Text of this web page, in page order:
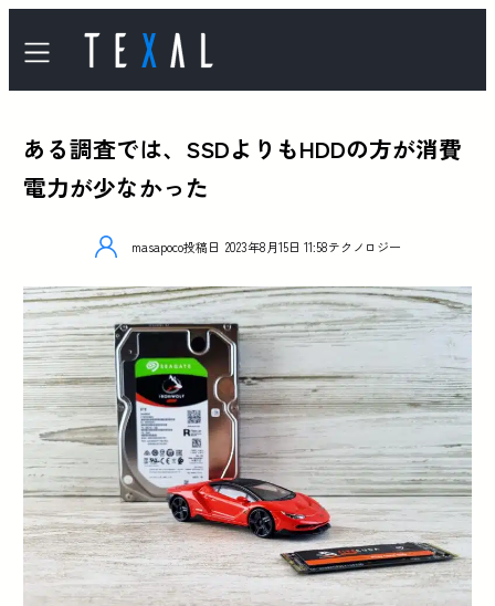
ある調査では、SSDよりもHDDの方が消費
電力が少なかった
masapoco投稿日 2023年8月15日 11:58テクノロジー